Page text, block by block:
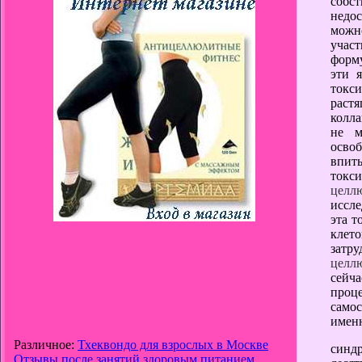
Различное: Тхеквондо для взрослых в Москве
Отзывы после занятий здоровым питанием
эти
не
эта